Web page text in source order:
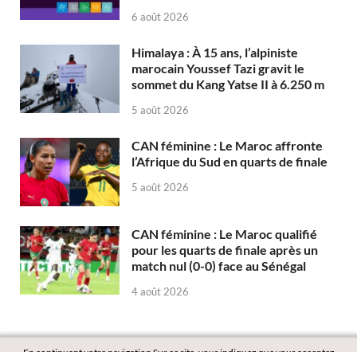
6 août 2026
Himalaya : À 15 ans, l’alpiniste
marocain Youssef Tazi gravit le
sommet du Kang Yatse II à 6.250 m
5 août 2026
CAN féminine : Le Maroc affronte
l’Afrique du Sud en quarts de finale
5 août 2026
CAN féminine : Le Maroc qualifié
pour les quarts de finale après un
match nul (0-0) face au Sénégal
4 août 2026